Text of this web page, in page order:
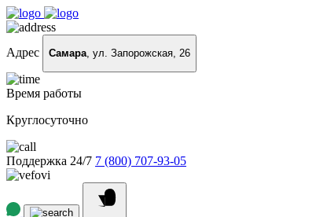
Адрес Самара, ул. Запорожская, 26
Время работы
Круглосуточно
Поддержка 24/7 7 (800) 707-93-05